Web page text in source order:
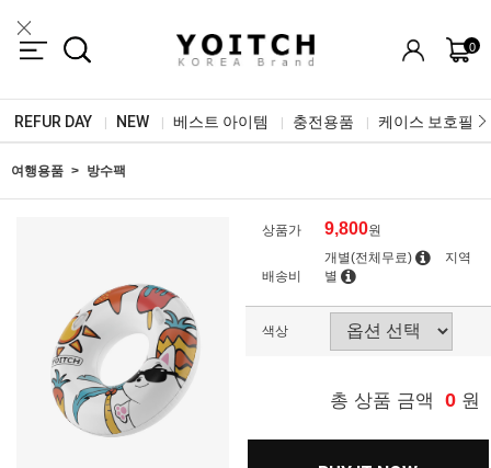
0
REFUR DAY NEW 베스트 아이템 충전용품 케이스 보호필름
여행용품 방수팩
상품가 9,800원
배송비
개별(전체무료)
지역
별
색상
총 상품 금액 0 원